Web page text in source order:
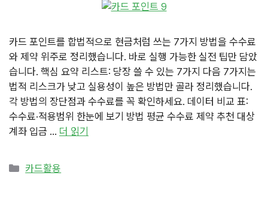
카드 포인트를 합법적으로 현금처럼 쓰는 7가지 방법을 수수료
와 제약 위주로 정리했습니다. 바로 실행 가능한 실전 팁만 담았
습니다. 핵심 요약 리스트: 당장 쓸 수 있는 7가지 다음 7가지는
법적 리스크가 낮고 실용성이 높은 방법만 골라 정리했습니다.
각 방법의 장단점과 수수료를 꼭 확인하세요. 데이터 비교 표:
수수료·적용범위 한눈에 보기 방법 평균 수수료 제약 추천 대상
계좌 입금 … 더 읽기
카
카드활용